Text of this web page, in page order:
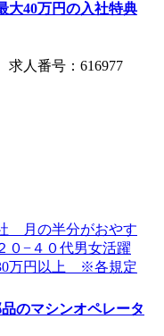
大40万円の入社特典
人番号：616977
のマシンオペレータ